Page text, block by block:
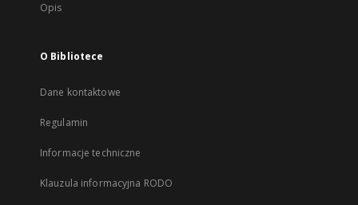
Opis
O Bibliotece
Dane kontaktowe
Regulamin
Informacje techniczne
Klauzula informacyjna RODO